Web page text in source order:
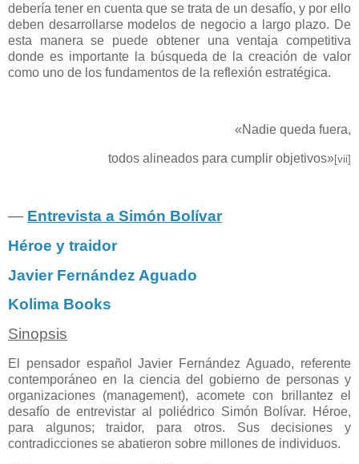
debería tener en cuenta que se trata de un desafío, y por ello
deben desarrollarse modelos de negocio a largo plazo. De
esta manera se puede obtener una ventaja competitiva
donde es importante la búsqueda de la creación de valor
como uno de los fundamentos de la reflexión estratégica.
«Nadie queda fuera,
todos alineados para cumplir objetivos»[vii]
― Entrevista a Simón Bolívar
Héroe y traidor
Javier Fernández Aguado
Kolima Books
Sinopsis
El pensador español Javier Fernández Aguado, referente
contemporáneo en la ciencia del gobierno de personas y
organizaciones (management), acomete con brillantez el
desafío de entrevistar al poliédrico Simón Bolívar. Héroe,
para algunos; traidor, para otros. Sus decisiones y
contradicciones se abatieron sobre millones de individuos.